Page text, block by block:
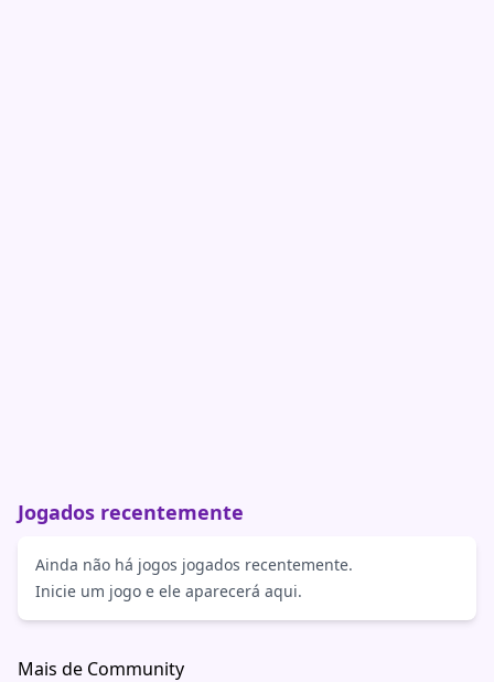
Jogados recentemente
Ainda não há jogos jogados recentemente.
Inicie um jogo e ele aparecerá aqui.
Mais de Community